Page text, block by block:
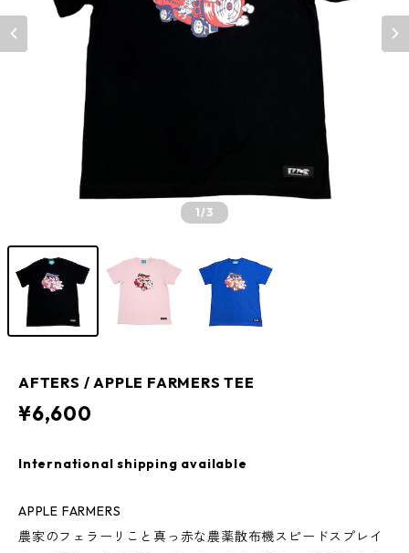
1/3
AFTERS / APPLE FARMERS TEE
¥6,600
International shipping available
APPLE FARMERS
農家のフェラーリこと真っ赤な農薬散布機スピードスプレイ